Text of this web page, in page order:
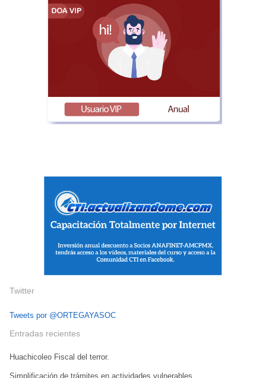
Twitter
Tweets por @ORTEGAYASOC
Entradas recientes
Huachicoleo Fiscal del terror.
Simplificación de trámites en actividades vulnerables